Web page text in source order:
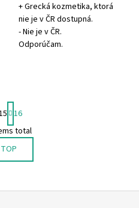
+ Grecká kozmetika, ktorá
nie je v ČR dostupná.
- Nie je v ČR.
Odporúčam.
L
i
s
i
P
a
g
i
n
a
16
total
TOP